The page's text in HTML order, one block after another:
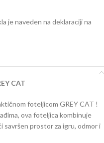
je naveden na deklaraciji na
CAT
foteljicom GREY CAT !
ova foteljica kombinuje
savršen prostor za igru, odmor i